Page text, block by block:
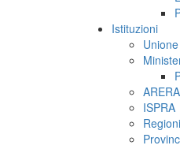
Istituzioni
ARERA
ISPRA
Regioni